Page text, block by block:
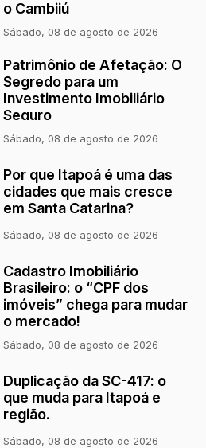
o Cambijú
Sábado, 08 de agosto de 2026
Patrimônio de Afetação: O
Segredo para um
Investimento Imobiliário
Seguro
Sábado, 08 de agosto de 2026
Por que Itapoá é uma das
cidades que mais cresce
em Santa Catarina?
Sábado, 08 de agosto de 2026
Cadastro Imobiliário
Brasileiro: o “CPF dos
imóveis” chega para mudar
o mercado!
Sábado, 08 de agosto de 2026
Duplicação da SC-417: o
que muda para Itapoá e
região.
Sábado, 08 de agosto de 2026